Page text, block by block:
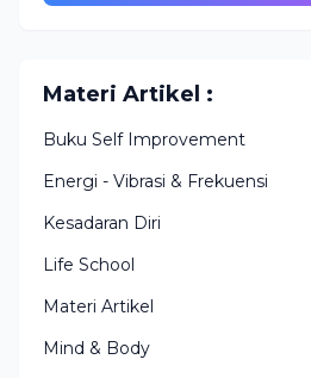
Materi Artikel :
Buku Self Improvement
Energi - Vibrasi & Frekuensi
Kesadaran Diri
Life School
Materi Artikel
Mind & Body